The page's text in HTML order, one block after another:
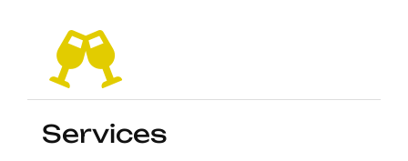
Services